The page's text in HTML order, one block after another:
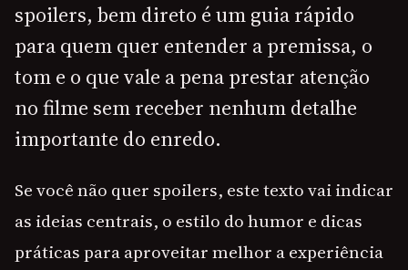
spoilers, bem direto é um guia rápido
para quem quer entender a premissa, o
tom e o que vale a pena prestar atenção
no filme sem receber nenhum detalhe
importante do enredo.
Se você não quer spoilers, este texto vai indicar
as ideias centrais, o estilo do humor e dicas
práticas para aproveitar melhor a experiência